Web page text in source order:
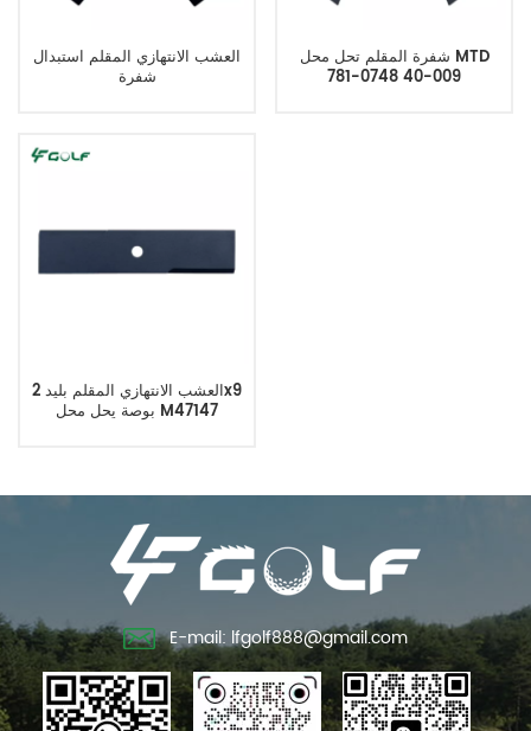
العشب الانتهازي المقلم استبدال
شفرة
شفرة المقلم تحل محل MTD
781-0748 40-009
العشب الانتهازي المقلم بليد 2x9
بوصة يحل محل M47147
E-mail: lfgolf888@gmail.com